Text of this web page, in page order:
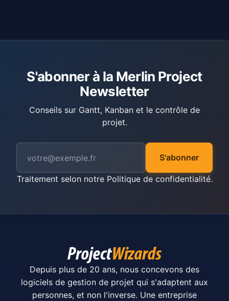
S'abonner à la Merlin Project
Newsletter
Conseils sur Gantt, Kanban et le contrôle de
projet.
S'abonner
Traitement selon notre Politique de confidentialité.
Depuis plus de 20 ans, nous concevons des
logiciels de gestion de projet qui s'adaptent aux
personnes, et non l'inverse. Une entreprise